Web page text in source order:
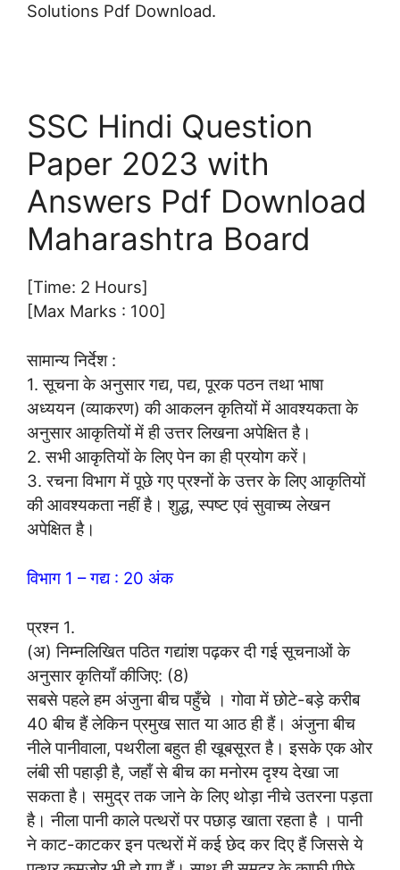
Solutions Pdf Download.
SSC Hindi Question
Paper 2023 with
Answers Pdf Download
Maharashtra Board
[Time: 2 Hours]
[Max Marks : 100]
सामान्य निर्देश :
1. सूचना के अनुसार गद्य, पद्य, पूरक पठन तथा भाषा
अध्ययन (व्याकरण) की आकलन कृतियों में आवश्यकता के
अनुसार आकृतियों में ही उत्तर लिखना अपेक्षित है।
2. सभी आकृतियों के लिए पेन का ही प्रयोग करें।
3. रचना विभाग में पूछे गए प्रश्नों के उत्तर के लिए आकृतियों
की आवश्यकता नहीं है। शुद्ध, स्पष्ट एवं सुवाच्य लेखन
अपेक्षित है।
विभाग 1 – गद्य : 20 अंक
प्रश्न 1.
(अ) निम्नलिखित पठित गद्यांश पढ़कर दी गई सूचनाओं के
अनुसार कृतियाँ कीजिए: (8)
सबसे पहले हम अंजुना बीच पहुँचे । गोवा में छोटे-बड़े करीब
40 बीच हैं लेकिन प्रमुख सात या आठ ही हैं। अंजुना बीच
नीले पानीवाला, पथरीला बहुत ही खूबसूरत है। इसके एक ओर
लंबी सी पहाड़ी है, जहाँ से बीच का मनोरम दृश्य देखा जा
सकता है। समुद्र तक जाने के लिए थोड़ा नीचे उतरना पड़ता
है। नीला पानी काले पत्थरों पर पछाड़ खाता रहता है । पानी
ने काट-काटकर इन पत्थरों में कई छेद कर दिए हैं जिससे ये